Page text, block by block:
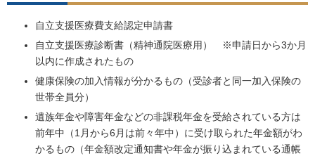
自立支援医療費支給認定申請書
自立支援医療診断書（精神通院医療用） ※申請日から3か月
以内に作成されたもの
健康保険の加入情報が分かるもの（受診者と同一加入保険の
世帯全員分）
遺族年金や障害年金などの非課税年金を受給されている方は
前年中（1月から6月は前々年中）に受け取られた年金額がわ
かるもの（年金額改定通知書や年金が振り込まれている通帳